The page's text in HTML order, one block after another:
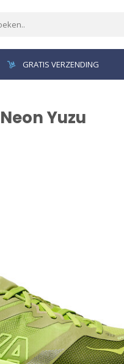
GRATIS VERZENDING
Yuzu